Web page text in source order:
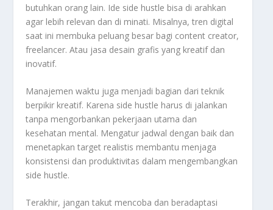
butuhkan orang lain. Ide side hustle bisa di arahkan
agar lebih relevan dan di minati. Misalnya, tren digital
saat ini membuka peluang besar bagi content creator,
freelancer. Atau jasa desain grafis yang kreatif dan
inovatif.
Manajemen waktu juga menjadi bagian dari teknik
berpikir kreatif. Karena side hustle harus di jalankan
tanpa mengorbankan pekerjaan utama dan
kesehatan mental. Mengatur jadwal dengan baik dan
menetapkan target realistis membantu menjaga
konsistensi dan produktivitas dalam mengembangkan
side hustle.
Terakhir, jangan takut mencoba dan beradaptasi